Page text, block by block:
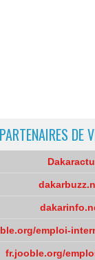
DE
Dakaractu
emploi-
fr.jooble.org/